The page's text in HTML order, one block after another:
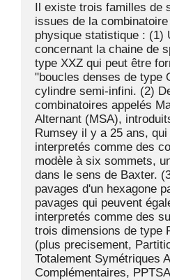
Il existe trois familles de
issues de la
physique statistique : (1)
concernant la chaine de
type XXZ qui peut être
"boucles denses de type
cylindre semi-infini. (2)
combinatoires appelés
Alternant (MSA),
Rumsey il y a 25 ans,
interpretés comme des
modèle à six sommets,
dans le sens de Baxter.
pavages d'un hexagone
pavages qui peuvent
interpretés comme des
trois dimensions de type
(plus precisement,
Totalement Symétriques
Complémentaires,